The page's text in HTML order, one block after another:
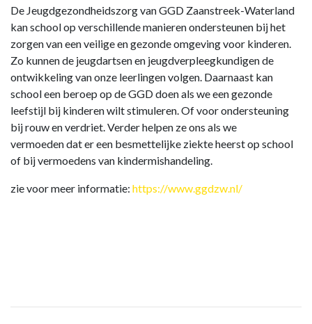
De Jeugdgezondheidszorg van GGD Zaanstreek-Waterland
kan school op verschillende manieren ondersteunen bij het
zorgen van een veilige en gezonde omgeving voor kinderen.
Zo kunnen de jeugdartsen en jeugdverpleegkundigen de
ontwikkeling van onze leerlingen volgen. Daarnaast kan
school een beroep op de GGD doen als we een gezonde
leefstijl bij kinderen wilt stimuleren. Of voor ondersteuning
bij rouw en verdriet. Verder helpen ze ons als we
vermoeden dat er een besmettelijke ziekte heerst op school
of bij vermoedens van kindermishandeling.
zie voor meer informatie: https://www.ggdzw.nl/